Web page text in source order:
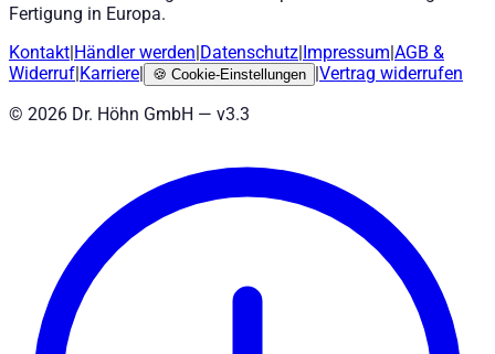
Fertigung in Europa.
Kontakt Händler werden Datenschutz Impressum AGB &
Widerruf Karriere 🍪 Cookie-Einstellungen
Vertrag widerrufen
© 2026 Dr. Höhn GmbH — v3.3